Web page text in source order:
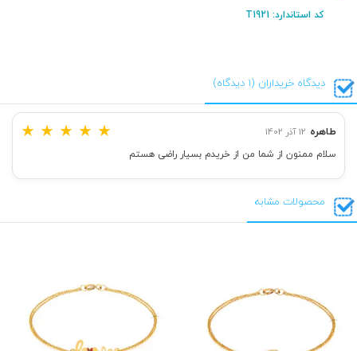
کد استاندارد: T1921
دیدگاه خریداران (1 دیدگاه)
طاهره 12 آذر 1402 ★ ★ ★ ★ ★
سلام ممنون از شما من از خریدم بسیار راضی هستم
محصولات مشابه